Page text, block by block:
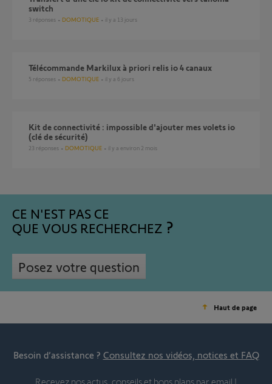
switch
3 réponses DOMOTIQUE il y a 13 jours
Télécommande Markilux à priori relis io 4 canaux
5 réponses DOMOTIQUE il y a 6 jours
Kit de connectivité : impossible d'ajouter mes volets io
(clé de sécurité)
23 réponses DOMOTIQUE il y a environ 2 mois
CE N'EST PAS CE
QUE VOUS RECHERCHEZ
Posez votre question
Haut de page
Besoin d’assistance ? Consultez nos vidéos, notices et FAQ
Recevez nos actus, conseils et bons plans par email !